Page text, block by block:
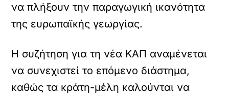
να πλήξουν την παραγωγική ικανότητα
της ευρωπαϊκής γεωργίας.
Η συζήτηση για τη νέα ΚΑΠ αναμένεται
να συνεχιστεί το επόμενο διάστημα,
καθώς τα κράτη-μέλη καλούνται να